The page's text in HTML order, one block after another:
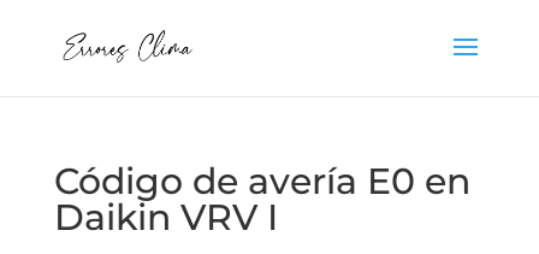
Código de avería E0 en
Daikin VRV I